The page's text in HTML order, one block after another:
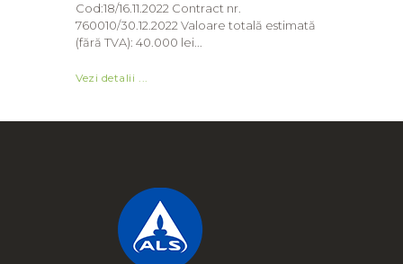
Cod:18/16.11.2022 Contract nr.
760010/30.12.2022 Valoare totală estimată
(fără TVA): 40.000 lei...
Vezi detalii ...